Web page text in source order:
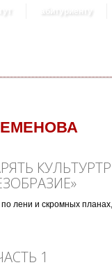
абитуриенту
по лени и скромных
1